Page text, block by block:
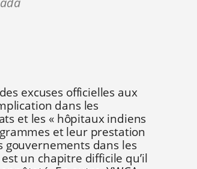
excuses officielles aux
dans les
et les « hôpitaux indiens
et leur prestation
gouvernements dans les
un chapitre difficile qu’il